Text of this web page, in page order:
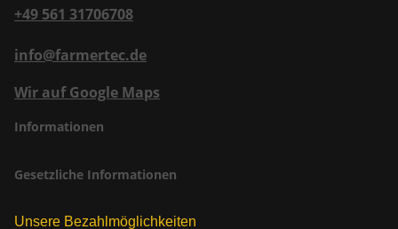
+49 561 31706708
info@farmertec.de
Wir auf Google Maps
Informationen
Gesetzliche Informationen
Unsere Bezahlmöglichkeiten